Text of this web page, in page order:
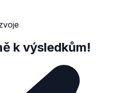
k výsledkům!